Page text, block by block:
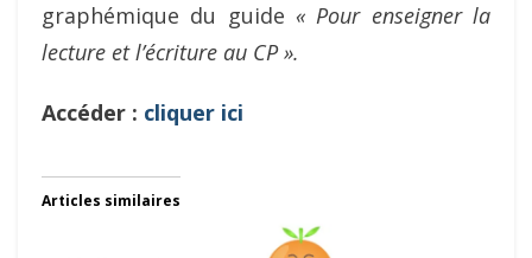
graphémique du guide « Pour enseigner la
lecture et l’écriture au CP ».
Accéder : cliquer ici
Articles similaires